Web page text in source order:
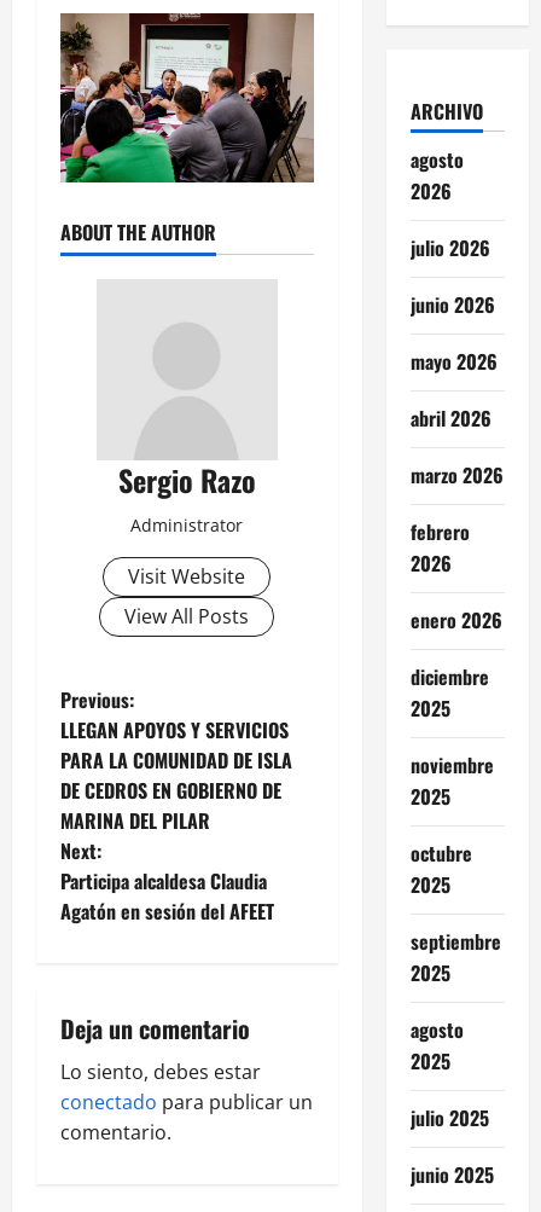
ABOUT THE AUTHOR
Sergio Razo
Administrator
Visit Website
View All Posts
P
o
s
t
n
v
i
g
Previous:
LLEGAN APOYOS Y SERVICIOS
PARA LA COMUNIDAD DE ISLA
DE CEDROS EN GOBIERNO DE
MARINA DEL PILAR
Next:
Participa alcaldesa Claudia
Agatón en sesión del AFEET
Deja un comentario
Lo siento, debes estar
conectado para publicar un
comentario.
ARCHIVO
agosto
2026
julio 2026
junio 2026
mayo 2026
abril 2026
marzo 2026
febrero
2026
enero 2026
diciembre
2025
noviembre
2025
octubre
2025
septiembre
2025
agosto
2025
julio 2025
junio 2025